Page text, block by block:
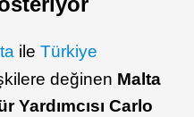
ile Türkiye
değinen Malta
Yardımcısı Carlo